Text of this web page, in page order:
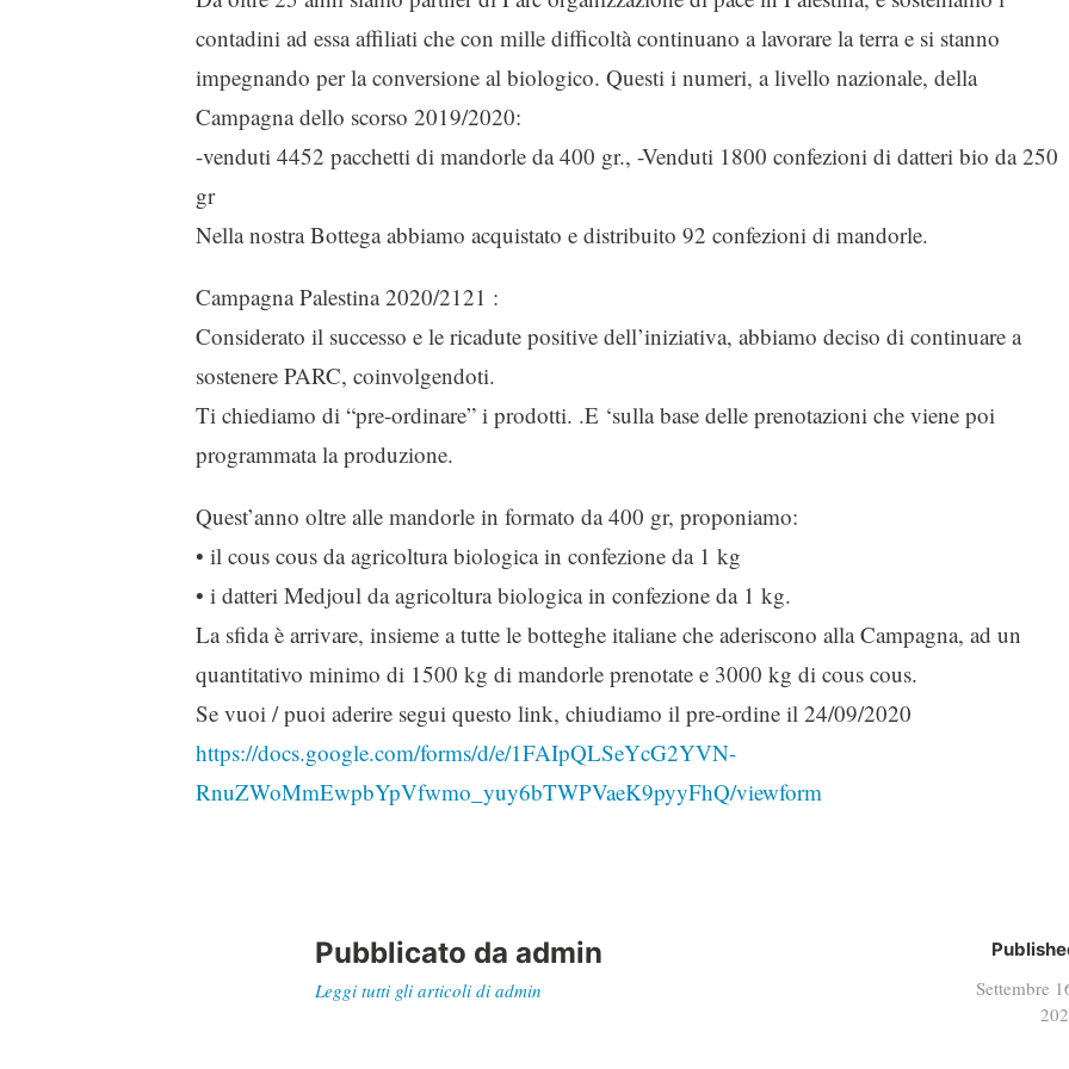
contadini ad essa affiliati che con mille difficoltà continuano a lavorare la terra e si stanno
impegnando per la conversione al biologico. Questi i numeri, a livello nazionale, della
Campagna dello scorso 2019/2020:
-venduti 4452 pacchetti di mandorle da 400 gr., -Venduti 1800 confezioni di datteri bio da 250
gr
Nella nostra Bottega abbiamo acquistato e distribuito 92 confezioni di mandorle.
Campagna Palestina 2020/2121 :
Considerato il successo e le ricadute positive dell’iniziativa, abbiamo deciso di continuare a
sostenere PARC, coinvolgendoti.
Ti chiediamo di “pre-ordinare” i prodotti. .E ‘sulla base delle prenotazioni che viene poi
programmata la produzione.
Quest’anno oltre alle mandorle in formato da 400 gr, proponiamo:
• il cous cous da agricoltura biologica in confezione da 1 kg
• i datteri Medjoul da agricoltura biologica in confezione da 1 kg.
La sfida è arrivare, insieme a tutte le botteghe italiane che aderiscono alla Campagna, ad un
quantitativo minimo di 1500 kg di mandorle prenotate e 3000 kg di cous cous.
Se vuoi / puoi aderire segui questo link, chiudiamo il pre-ordine il 24/09/2020
https://docs.google.com/forms/d/e/1FAIpQLSeYcG2YVN-
RnuZWoMmEwpbYpVfwmo_yuy6bTWPVaeK9pyyFhQ/viewform
Pubblicato da admin
Leggi tutti gli articoli di admin
Settembre